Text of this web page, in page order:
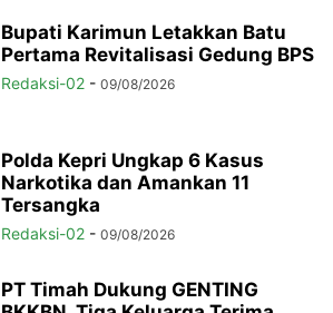
Bupati Karimun Letakkan Batu
Pertama Revitalisasi Gedung BPS
Redaksi-02 - 09/08/2026
Polda Kepri Ungkap 6 Kasus
Narkotika dan Amankan 11
Tersangka
Redaksi-02 - 09/08/2026
PT Timah Dukung GENTING